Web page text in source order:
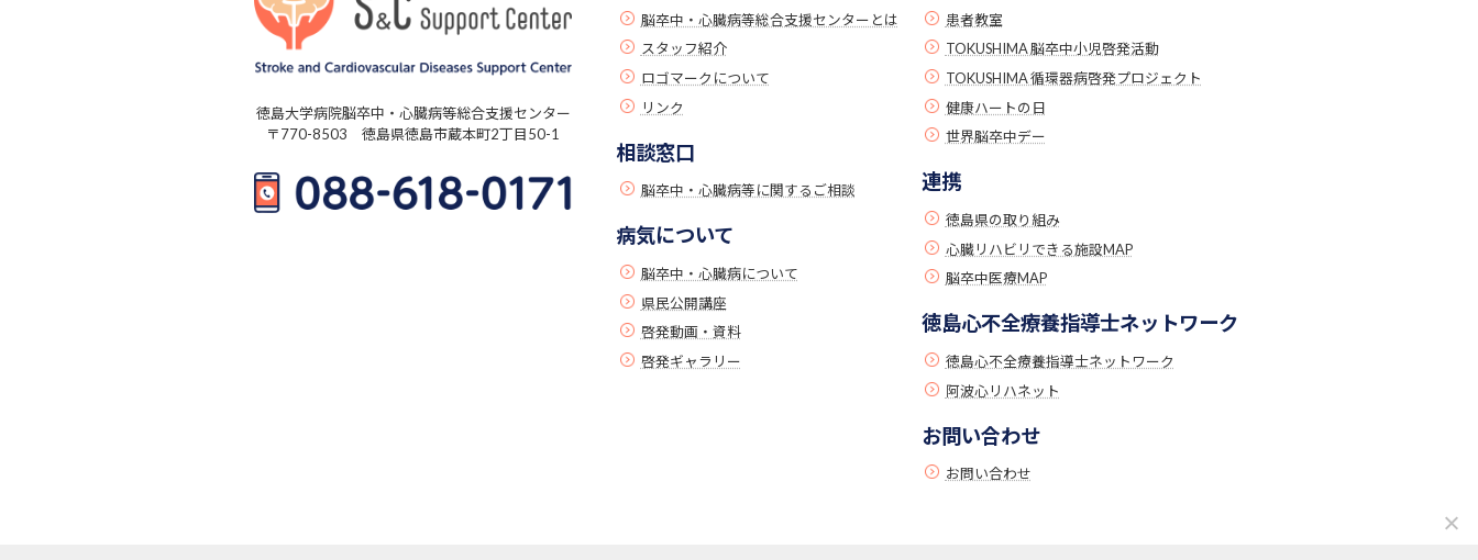
徳島大学病院脳卒中・心臓病等総合支援センター
〒770-8503 徳島県徳島市蔵本町2丁目50-1
脳卒中・心臓病等総合支援センターとは
スタッフ紹介
ロゴマークについて
リンク
相談窓口
脳卒中・心臓病等に関するご相談
病気について
脳卒中・心臓病について
県民公開講座
啓発動画・資料
啓発ギャラリー
患者教室
TOKUSHIMA 脳卒中小児啓発活動
TOKUSHIMA 循環器病啓発プロジェクト
健康ハートの日
世界脳卒中デー
連携
徳島県の取り組み
心臓リハビリできる施設MAP
脳卒中医療MAP
徳島心不全療養指導士ネットワーク
徳島心不全療養指導士ネットワーク
阿波心リハネット
お問い合わせ
お問い合わせ